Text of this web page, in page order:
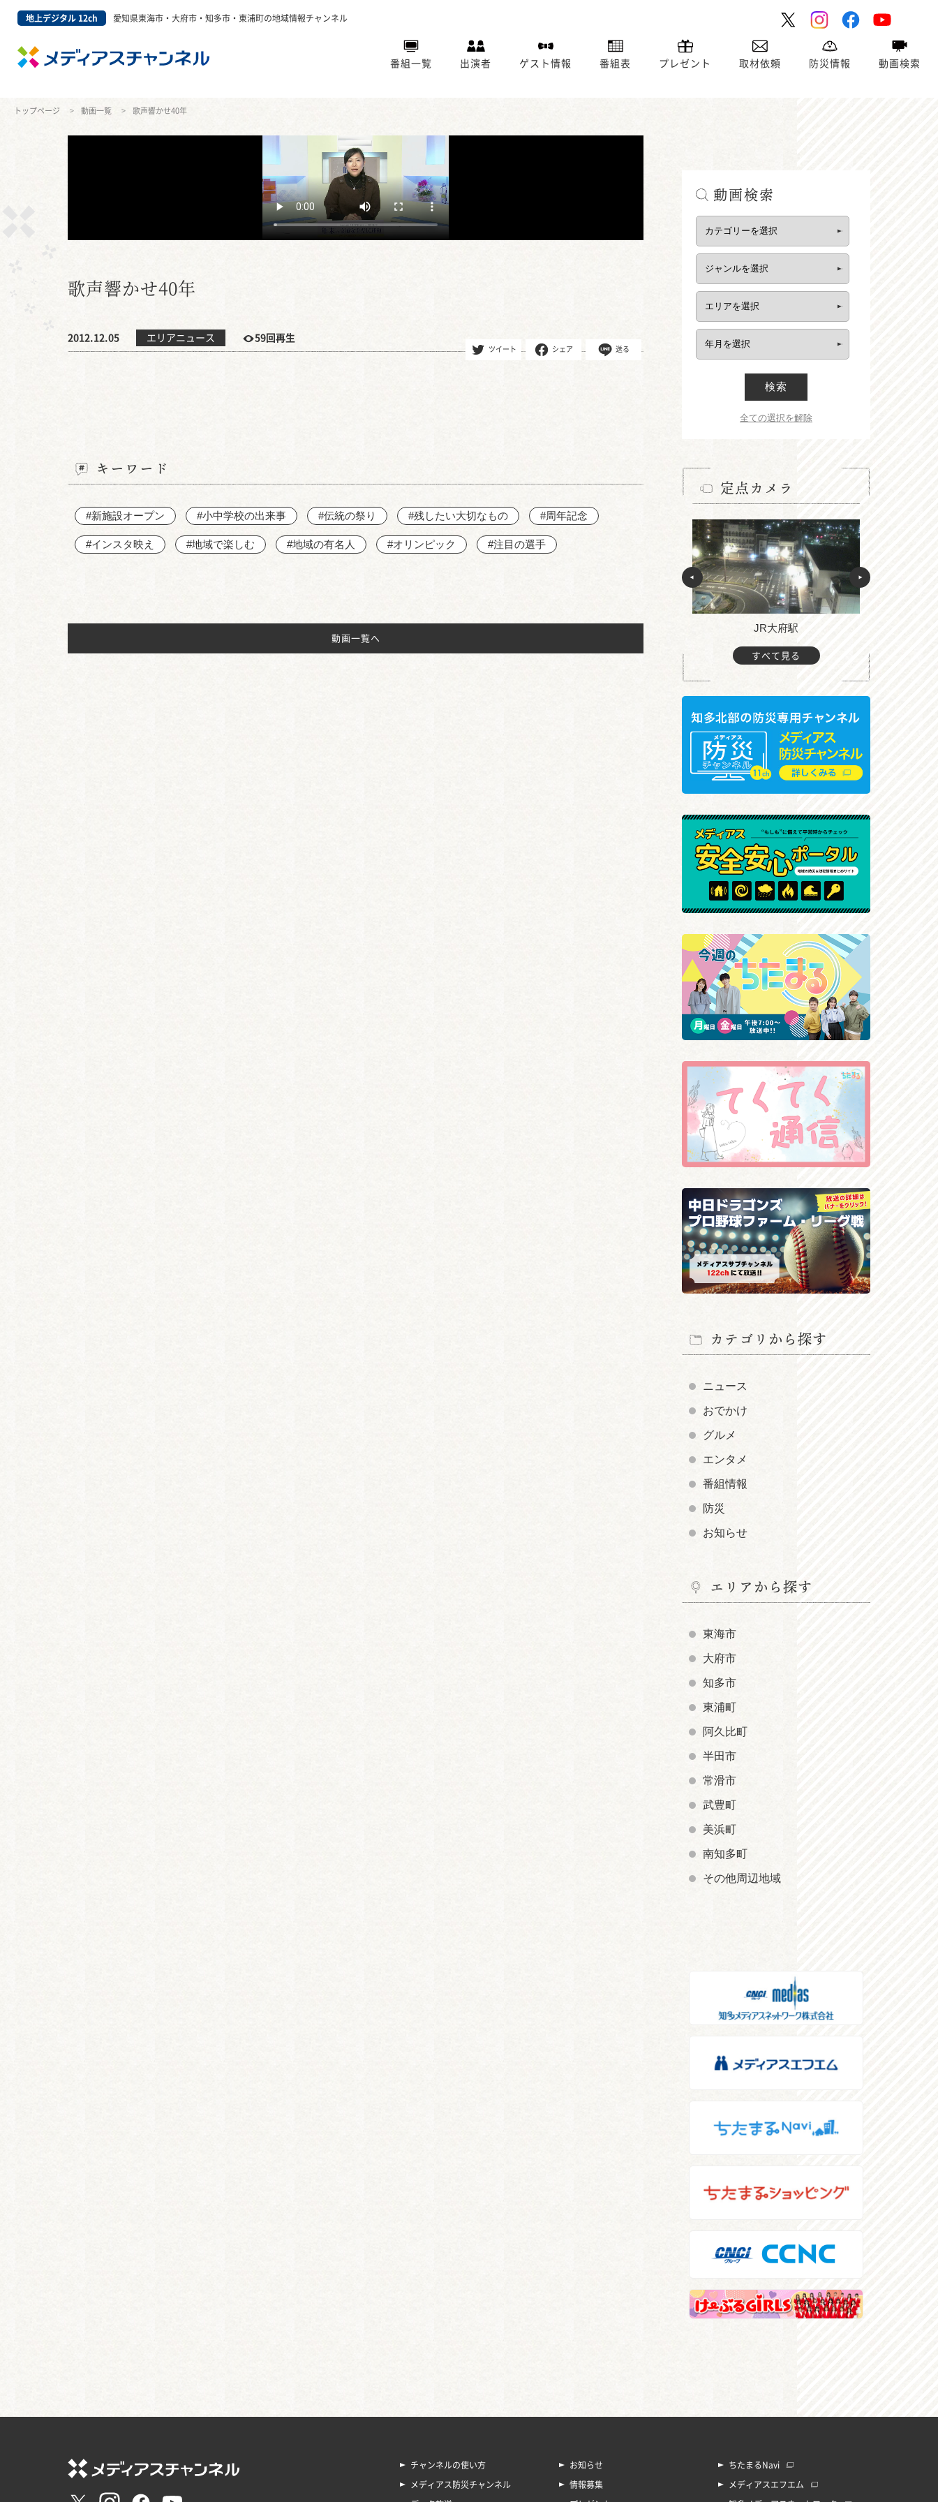
地上デジタル 12ch 愛知県東海市・大府市・知多市・東浦町の地域情報チャンネル
番組一覧 出演者 ゲスト情報 番組表 プレゼント 取材依頼 防災情報 動画検索
トップページ 動画一覧 歌声響かせ40年
歌声響かせ40年
2012.12.05 エリアニュース 59回再生
ツイート シェア 送る
キーワード
#新施設オープン #小中学校の出来事 #伝統の祭り #残したい大切なもの #周年記念
#インスタ映え #地域で楽しむ #地域の有名人 #オリンピック #注目の選手
動画一覧へ
動画検索
検索
全ての選択を解除
定点カメラ
JR大府駅
すべて見る
カテゴリから探す
ニュース
おでかけ
グルメ
エンタメ
番組情報
防災
お知らせ
エリアから探す
東海市
大府市
知多市
東浦町
阿久比町
半田市
常滑市
武豊町
美浜町
南知多町
その他周辺地域
チャンネルの使い方
メディアス防災チャンネル
お知らせ
情報募集
ちたまるNavi
メディアスエフエム